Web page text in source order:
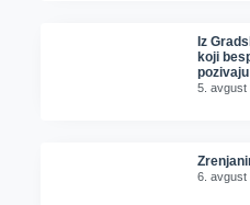
Iz
koji
5. avgust
6. avgust